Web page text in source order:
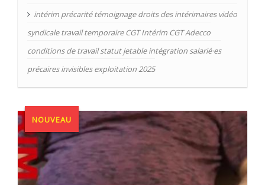
intérim précarité témoignage droits des intérimaires vidéo
syndicale travail temporaire CGT Intérim CGT Adecco
conditions de travail statut jetable intégration salarié·es
précaires invisibles exploitation 2025
NOUVEAU